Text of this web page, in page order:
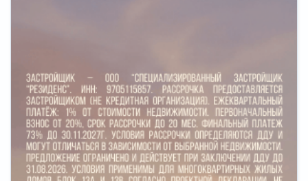
Рекламодателям
Политика конфиденциальности
Карта сайта